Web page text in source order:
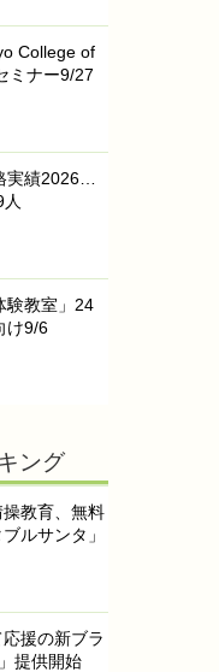
College of
ミナー9/27
実績2026…
験教室」24
け9/6
ング
教育、無料
ルサンタ」
応援の新ブラ
提供開始